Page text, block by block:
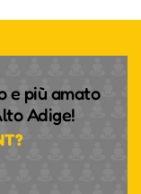
e più amato
Adige!